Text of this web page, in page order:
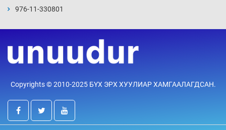
Уржигдар 12 цаг 30 мин
үйлчилж буй гэв
Уржигдар 12 цаг 00 мин
976-11-330801
Copyrights © 2010-2025 БҮХ ЭРХ ХУУЛИАР ХАМГААЛАГДСАН.